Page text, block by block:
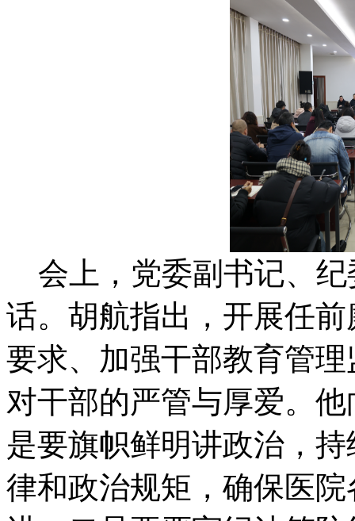
会上，党委副书记、纪
话。胡航指出，开展任
要求、加强干部教育管
对干部的严管与厚爱。
是要旗帜鲜明讲政治，
律和政治规矩，确保医